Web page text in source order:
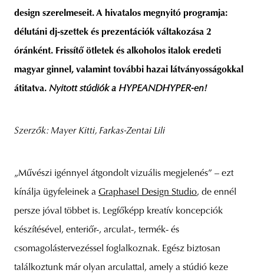
budapest poland branding
design szerelmeseit. A hivatalos megnyitó programja:
délutáni dj-szettek és prezentációk váltakozása 2
óránként. Frissítő ötletek és alkoholos italok eredeti
magyar ginnel, valamint további hazai látványosságokkal
átitatva. Nyitott stúdiók a HYPEANDHYPER-en!
Szerzők: Mayer Kitti, Farkas-Zentai Lili
„Művészi igénnyel átgondolt vizuális megjelenés” – ezt
kínálja ügyfeleinek a Graphasel Design Studio, de ennél
persze jóval többet is. Legfőképp kreatív koncepciók
készítésével, enteriőr-, arculat-, termék- és
csomagolástervezéssel foglalkoznak. Egész biztosan
találkoztunk már olyan arculattal, amely a stúdió keze